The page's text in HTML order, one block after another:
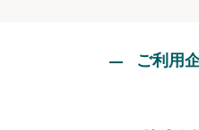
ご利用